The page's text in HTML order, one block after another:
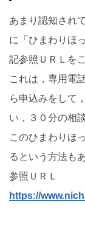
あまり認知され
に「ひまわりほ
記参照ＵＲＬを
これは，専用電
ら申込みをして
い，３０分の相
このひまわりほ
るという方法も
参照ＵＲＬ
https://